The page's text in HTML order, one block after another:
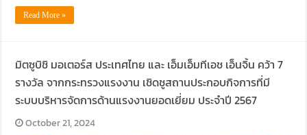
Read More »
มิตซูบิชิ มอเตอร์ส ประเทศไทย และ เอ็มเอ็มทีเอช เอ็นจิ้น คว้า 7
รางวัล จากกระทรวงแรงงาน เชิดชูสถานประกอบกิจการที่มี
ระบบบริหารจัดการด้านแรงงานยอดเยี่ยม ประจำปี 2567
October 21, 2024